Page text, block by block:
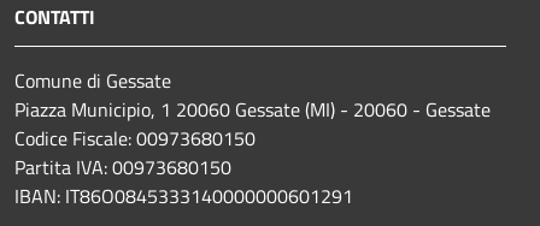
CONTATTI
Comune di Gessate
Piazza Municipio, 1 20060 Gessate (MI) - 20060 - Gessate
Codice Fiscale: 00973680150
Partita IVA: 00973680150
IBAN: IT86O0845333140000000601291